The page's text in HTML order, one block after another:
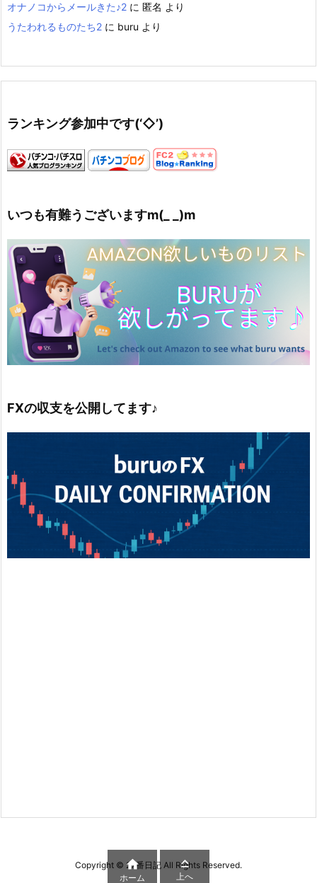
オナノコからメールきた♪2 に 匿名 より
うたわれるものたち2 に buru より
ランキング参加中です(‘◇’)ゞ
いつも有難うございますm(_ _)m
FXの収支を公開してます♪
Copyright © 27番日記 All Rights Reserved.

ホーム

上へ